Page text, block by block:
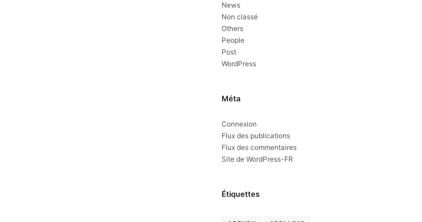
News
Non classé
Others
People
Post
WordPress
Méta
Connexion
Flux des publications
Flux des commentaires
Site de WordPress-FR
Étiquettes